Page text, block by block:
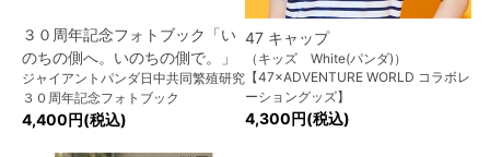
３０周年記念フォトブック「い
のちの側へ。いのちの側で。」
ジャイアントパンダ日中共同繁殖研究
３０周年記念フォトブック
4,400円(税込)
47 キャップ
（キッズ White(パンダ)）
【47×ADVENTURE WORLD コラボレ
ーショングッズ】
4,300円(税込)